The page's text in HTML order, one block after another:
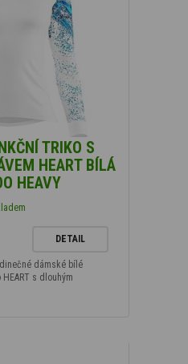
TRIKO S
HEART BÍLÁ
HEAVY
DETAIL
dámské bílé
s dlouhým